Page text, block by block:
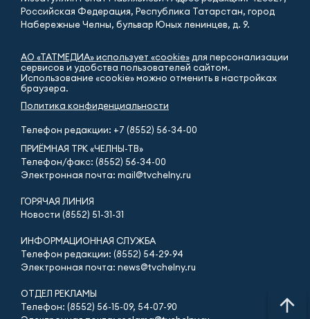
Российская Федерация, Республика Татарстан, город
Набережные Челны, бульвар Юных ленинцев, д. 9.
АО «ТАТМЕДИА» использует «cookie» для персонализации
сервисов и удобства пользователей сайтом.
Использование «cookie» можно отменить в настройках
браузера.
Политика конфиденциальности
Телефон редакции: +7 (8552) 56-34-00
ПРИЁМНАЯ ТРК «ЧЕЛНЫ-ТВ»
Телефон/факс: (8552) 56-34-00
Электронная почта: mail@tvchelny.ru
ГОРЯЧАЯ ЛИНИЯ
Новости (8552) 51-31-31
ИНФОРМАЦИОННАЯ СЛУЖБА
Телефон редакции: (8552) 54-29-94
Электронная почта: news@tvchelny.ru
ОТДЕЛ РЕКЛАМЫ
Телефон: (8552) 56-15-09, 54-07-90